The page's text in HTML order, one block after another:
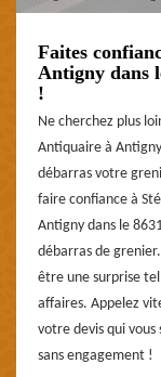
Faites
Antigny dans
!
Ne cherchez plus
Antiquaire à
débarras votre
faire confiance à
Antigny dans le
débarras de
être une surprise
affaires. Appelez
votre devis qui
sans engagement !